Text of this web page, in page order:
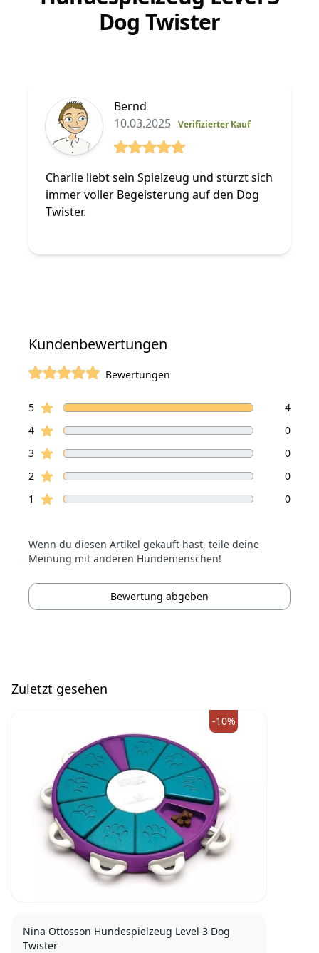
Dog Twister
Bernd
10.03.2025 Verifizierter Kauf
Charlie liebt sein Spielzeug und stürzt sich
immer voller Begeisterung auf den Dog
Twister.
Kundenbewertungen
Bewertungen
Bewertungen
5Sterne Bewertungen
4
4Sterne Bewertungen
0
3Sterne Bewertungen
0
2 Sterne Bewertungen
0
1
Sterne Bewertungen 0
Wenn du diesen Artikel gekauft hast, teile deine
Meinung mit anderen Hundemenschen!
Bewertung abgeben
Zuletzt gesehen
-10%
Nina Ottosson Hundespielzeug Level 3 Dog
Twister